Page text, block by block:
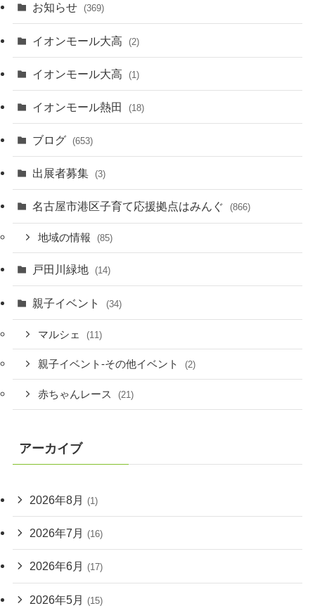
お知らせ (369)
イオンモール大高 (2)
イオンモール大高 (1)
イオンモール熱田 (18)
ブログ (653)
出展者募集 (3)
名古屋市港区子育て応援拠点はみんぐ (866)
地域の情報 (85)
戸田川緑地 (14)
親子イベント (34)
マルシェ (11)
親子イベント-その他イベント (2)
赤ちゃんレース (21)
アーカイブ
2026年8月 (1)
2026年7月 (16)
2026年6月 (17)
2026年5月 (15)